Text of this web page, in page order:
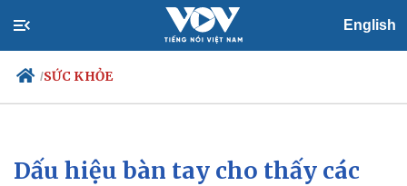
English
/SỨC KHỎE
Chính trị
Xã hội
Dấu hiệu bàn tay cho thấy các